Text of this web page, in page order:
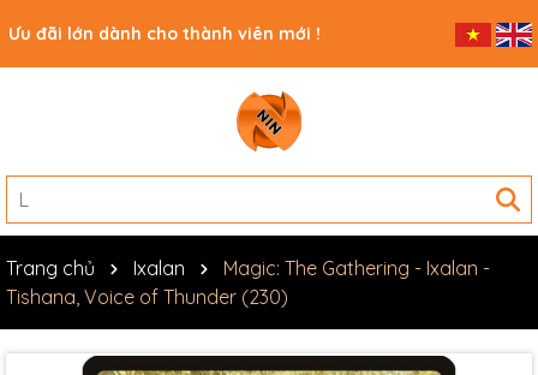
Ưu đãi lớn dành cho thành viên mới !
Trang chủ Ixalan
Magic: The Gathering - Ixalan -
Tishana, Voice of Thunder (230)